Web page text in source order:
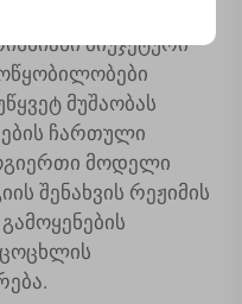
ბიუჯეტური
მუშაობას
ჩართული
მოდელი
შენახვის რეჟიმის